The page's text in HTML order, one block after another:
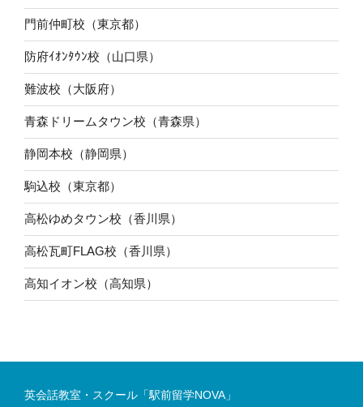
門前仲町校（東京都）
防府ｲｵﾝﾀｳﾝ校（山口県）
難波校（大阪府）
青森ドリームタウン校（青森県）
静岡本校（静岡県）
駒込校（東京都）
高松ゆめタウン校（香川県）
高松瓦町FLAG校（香川県）
高知イオン校（高知県）
英会話教室・スクール「駅前留学NOVA」